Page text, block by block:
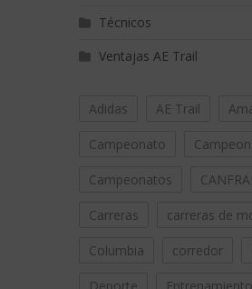
Técnicos
Ventajas AE Trail
Adidas AE Trail
Campeonato
Campeonatos
Carreras carreras de
Columbia corredor